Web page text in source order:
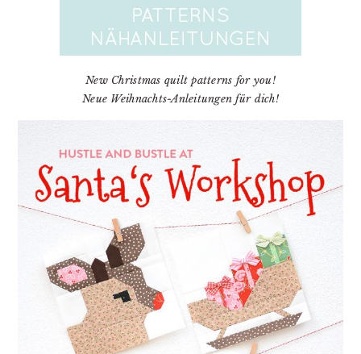
New Christmas quilt patterns for you!
Neue Weihnachts-Anleitungen für dich!